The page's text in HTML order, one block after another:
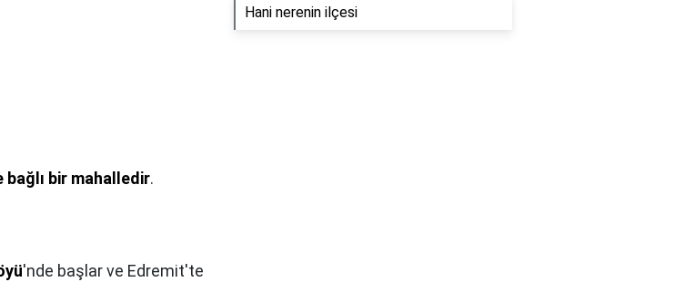
bağlı bir mahalledir.
'nde başlar ve Edremit'te
Hani nerenin ilçesi